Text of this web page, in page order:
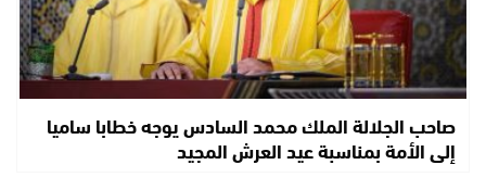
صاحب الجلالة الملك محمد السادس يوجه خطابا ساميا
إلى الأمة بمناسبة عيد العرش المجيد